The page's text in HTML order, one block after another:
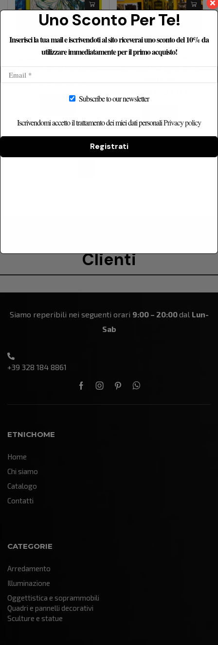
Dipinto Stile Moderno
86,80€ 48,78€
Specchio Etnico
Cornice In Legno Stile
Clienti
Siamo reperibili nei seguenti orari 9:00 – 20:00dal Lun-
Sab
+39 328 184 8861
ETNICHOME
Home
Chi siamo
Catalogo
Contatti
CATEGORIE
Arredamento
Illuminazione
Oggettistica e soprammobili
Quadri e pannelli decorativi
Sculture e statue
Uno Sconto Per Te!
Inserisci la tua mail e iscrivendoti al sito riceverai uno sconto del 10% da
utilizzare immediatamente per il primo acquisto!
Subscribe to our newsletter
Iscrivendomi accetto il trattamento dei miei dati personaliPrivacy policy
Registrati